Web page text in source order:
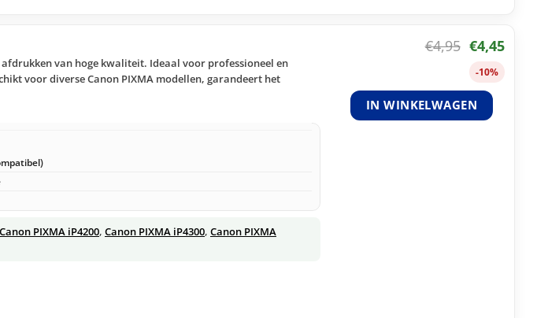
van hoge kwaliteit. Ideaal voor professioneel en
voor diverse Canon PIXMA modellen, garandeert het
Canon PIXMA iP4200, Canon PIXMA iP4300, Canon PIXMA
€4,95 €4,45
-10%
IN WINKELWAGEN